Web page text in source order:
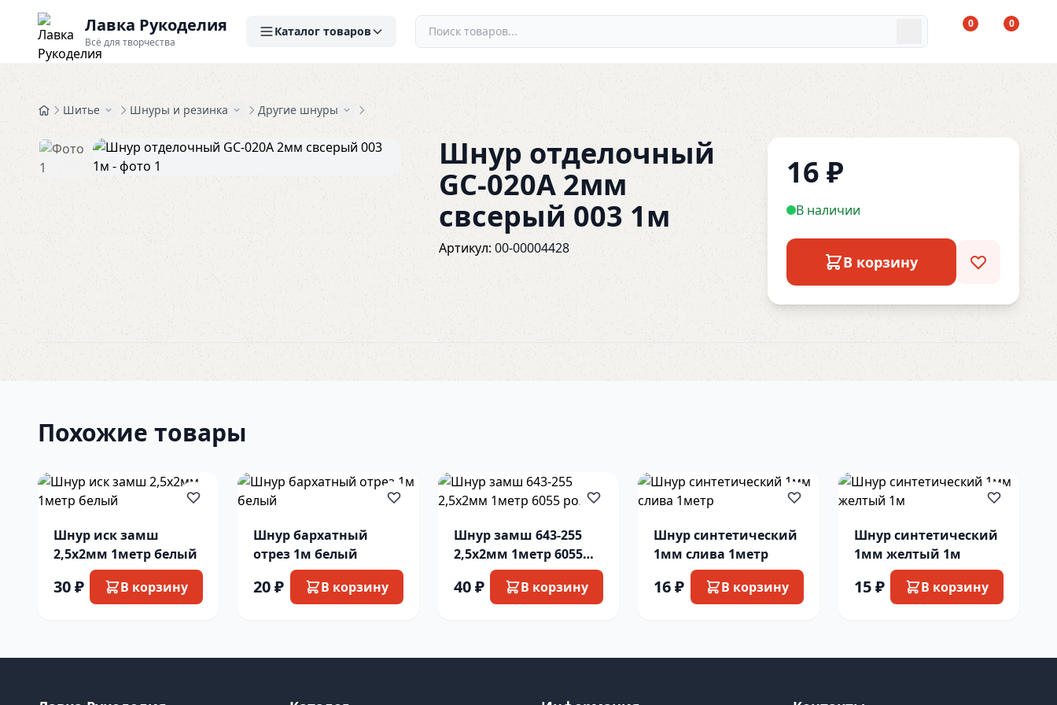
Лавка Рукоделия
Всё для творчества
Каталог товаров
0 0
Шитье Шнуры и резинка Другие шнуры
Шнур отделочный
GC-020A 2мм
свсерый 003 1м
Артикул:00-00004428
16 ₽
В наличии
В корзину
Похожие товары
Шнур иск замш
2,5х2мм 1метр белый
30 ₽ В корзину
Шнур бархатный
отрез 1м белый
20 ₽ В корзину
Шнур замш 643-255
2,5х2мм 1метр 6055
40 ₽ В корзину
Шнур синтетический
1мм слива 1метр
16 ₽ В корзину
Шнур синтетический
1мм желтый 1м
15 ₽ В корзину